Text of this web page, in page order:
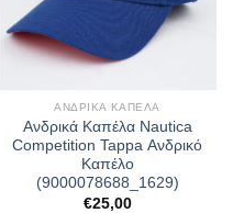
ΑΝΔΡΙΚΆ ΚΑΠΈΛΑ
Ανδρικά Καπέλα Nautica
Competition Tappa Ανδρικό
Καπέλο
(9000078688_1629)
€25,00